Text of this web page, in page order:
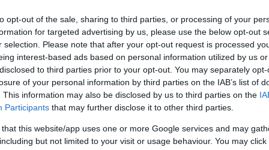
opt-out of the sale, sharing to third parties, or processing of your
for targeted advertising by us, please use the below opt-out
selection. Please note that after your opt-out request is processed
interest-based ads based on personal information utilized by us
to third parties prior to your opt-out. You may separately
of your personal information by third parties on the IAB’s list of
This information may also be disclosed by us to third parties on the
Participants that may further disclose it to other third parties.
that this website/app uses one or more Google services and may
but not limited to your visit or usage behaviour. You may
ma ormai siete giunti alla vetta: non vi
Buon anniversario!“.
amore sembra sempre più forte.
insegnato, in questi X anni di matrimonio,
sono fatti né di corde, né di nodi, eppure